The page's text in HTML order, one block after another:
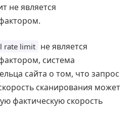
не является
rate limit не является
система
сайта о том, что запрос
сканирования может
фактическую скорость